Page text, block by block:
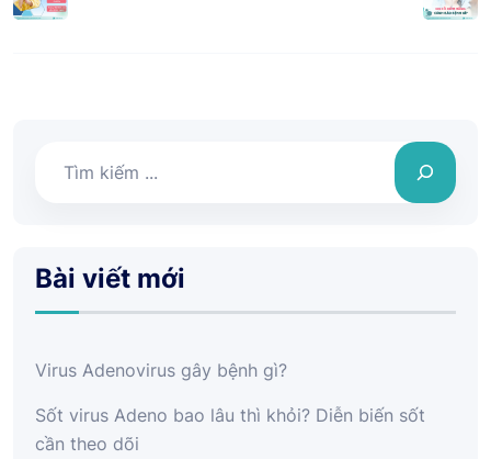
kiếm
Bài viết mới
Virus Adenovirus gây bệnh gì?
Sốt virus Adeno bao lâu thì khỏi? Diễn biến sốt
cần theo dõi